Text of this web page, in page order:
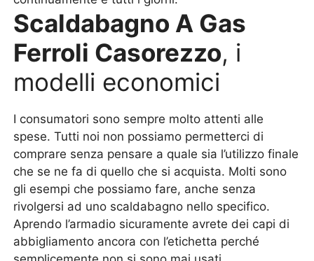
Scaldabagno A Gas
Ferroli Casorezzo, i
modelli economici
I consumatori sono sempre molto attenti alle
spese. Tutti noi non possiamo permetterci di
comprare senza pensare a quale sia l’utilizzo finale
che se ne fa di quello che si acquista. Molti sono
gli esempi che possiamo fare, anche senza
rivolgersi ad uno scaldabagno nello specifico.
Aprendo l’armadio sicuramente avrete dei capi di
abbigliamento ancora con l’etichetta perché